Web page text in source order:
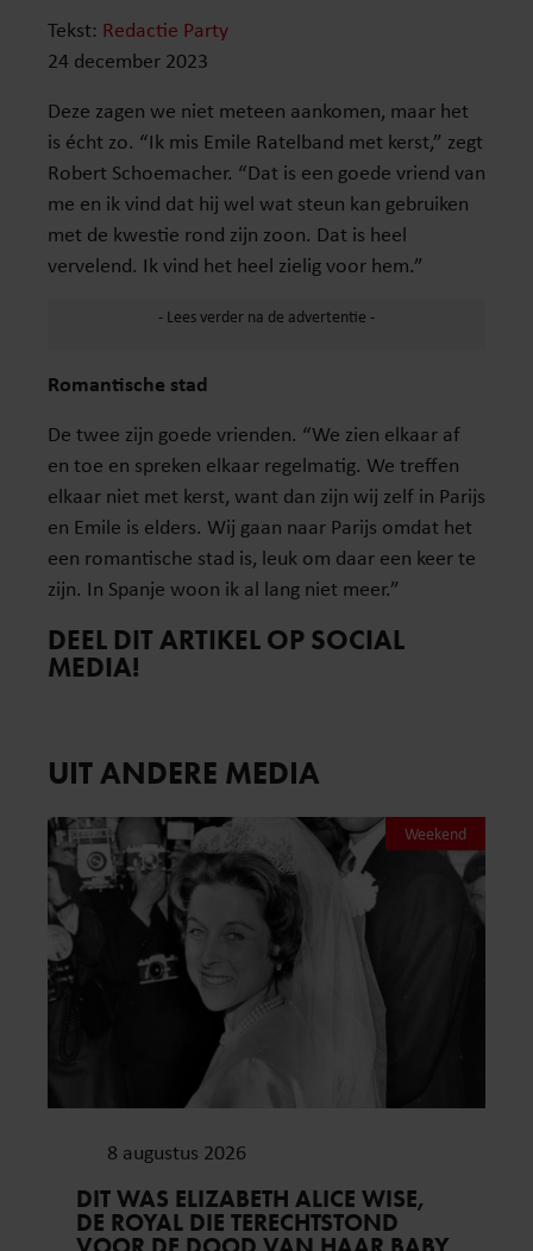
Tekst: Redactie Party
24 december 2023
Deze zagen we niet meteen aankomen, maar het
is écht zo. “Ik mis Emile Ratelband met kerst,” zegt
Robert Schoemacher. “Dat is een goede vriend van
me en ik vind dat hij wel wat steun kan gebruiken
met de kwestie rond zijn zoon. Dat is heel
vervelend. Ik vind het heel zielig voor hem.”
Romantische stad
De twee zijn goede vrienden. “We zien elkaar af
en toe en spreken elkaar regelmatig. We treffen
elkaar niet met kerst, want dan zijn wij zelf in Parijs
en Emile is elders. Wij gaan naar Parijs omdat het
een romantische stad is, leuk om daar een keer te
zijn. In Spanje woon ik al lang niet meer.”
DEEL DIT ARTIKEL OP SOCIAL
MEDIA!
UIT ANDERE MEDIA
Weekend
8 augustus 2026
DIT WAS ELIZABETH ALICE WISE,
DE ROYAL DIE TERECHTSTOND